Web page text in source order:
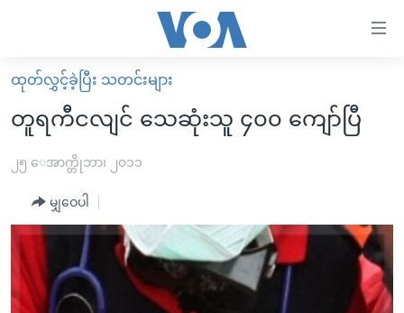
လွယ်ကူ
စေ
Link
များ
ပင်မ
အကြောင်းအရာ
သို့
မူလစာမျက်နှာ
မြန်မာ
ကမ္ဘာ့သတင်းများ
နိုင်ငံတကာ
အမေရိကန်
အစ္စရေး-ပါလက်စတိုင်း
သတင်းလွတ်လပ်ခွင့်
ရပ်ဝန်းတခု လမ်းတခု အလွန်
အင်္ဂလိပ်စာလေ့လာမယ်
ထုတ်လွှင့်ခဲ့ပြီး သတင်းများ
တူရကီငလျင် သေဆုံးသူ ၄၀၀ ကျော်ပြီ
၂၅ ေအာက္တိုဘာ၊ ၂၀၁၁
မျှဝေပါ